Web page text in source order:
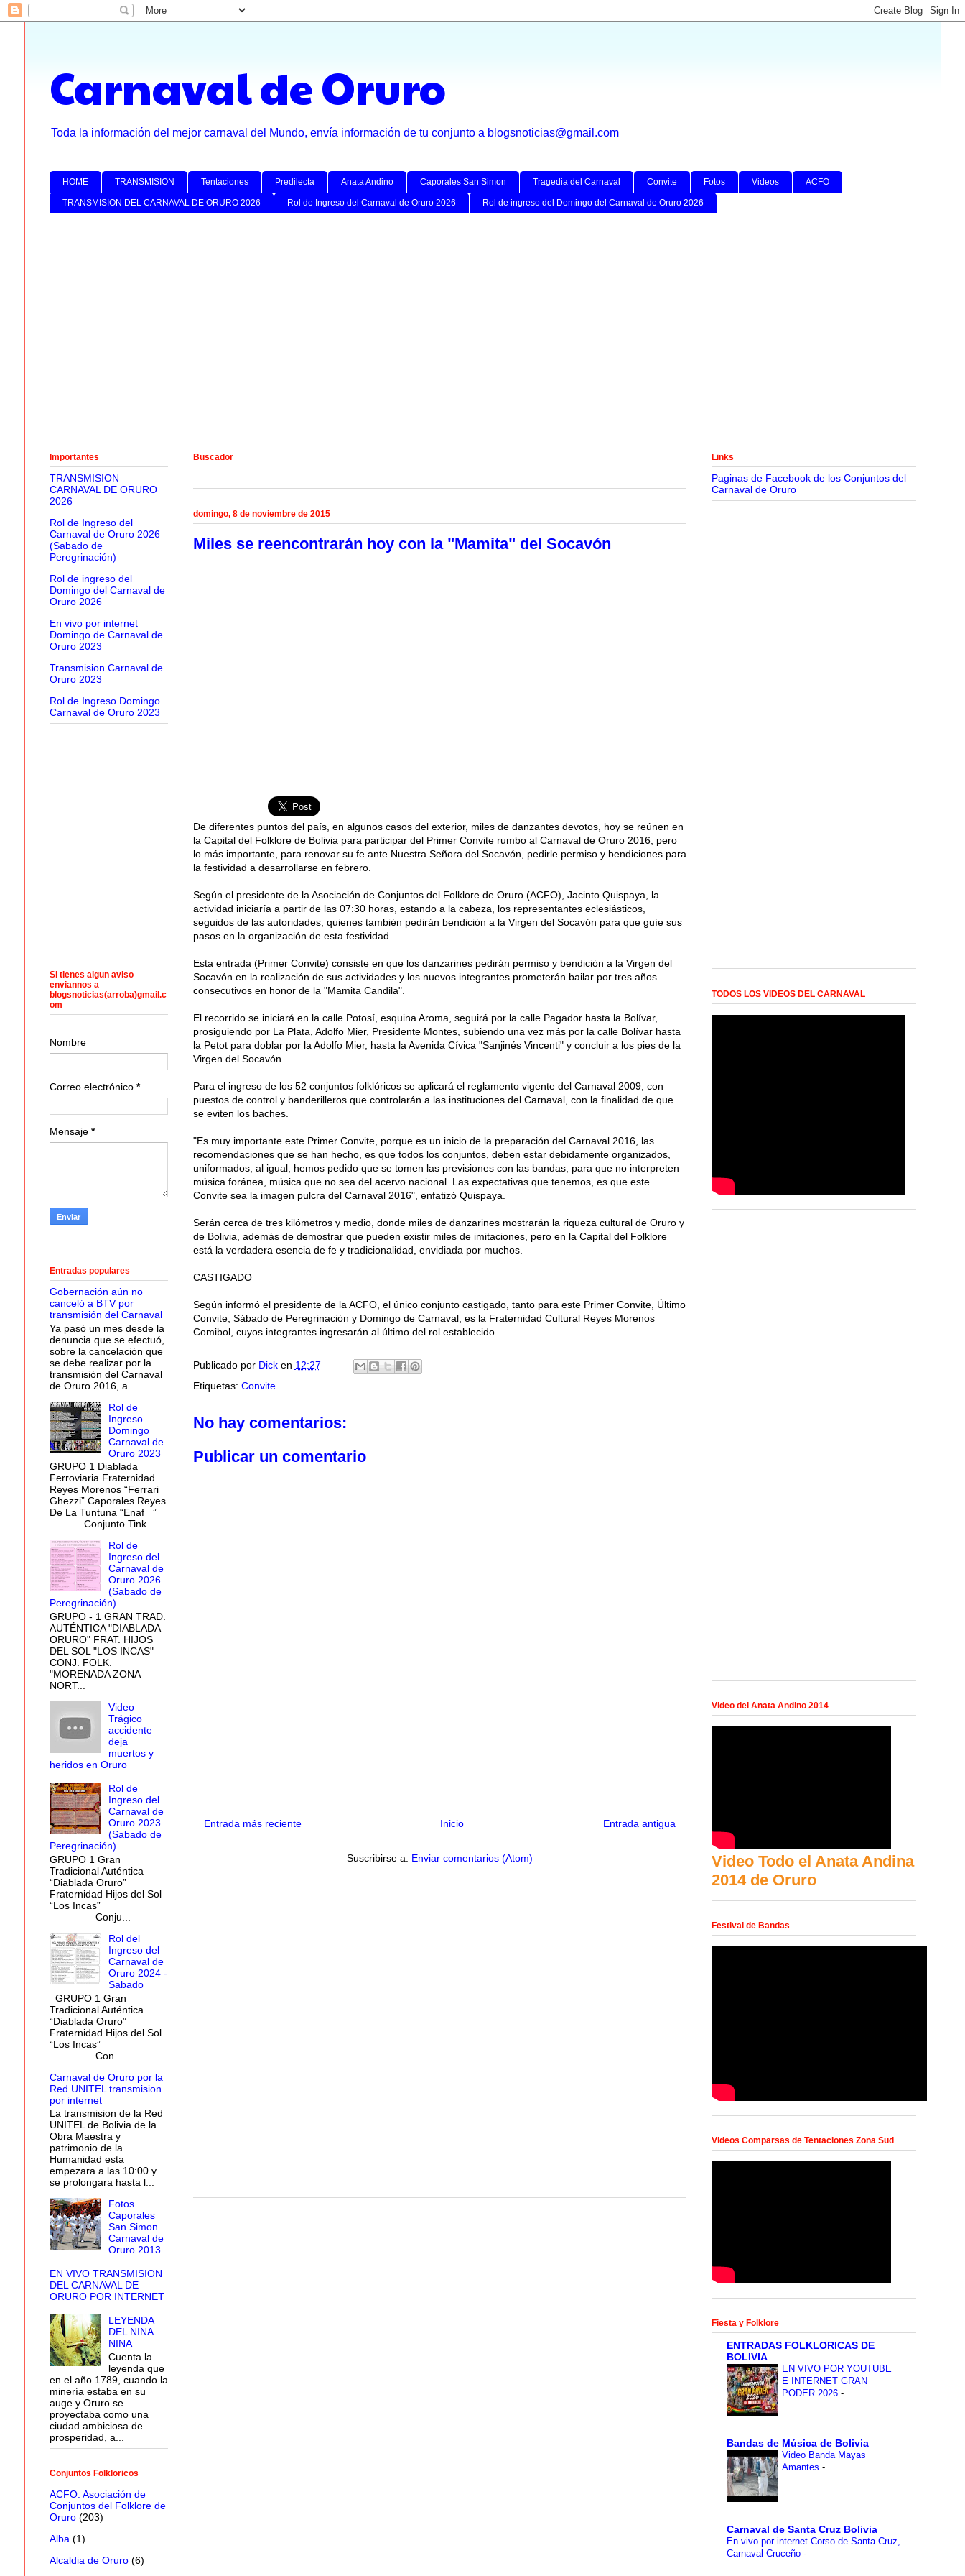
Carnaval de Oruro
Toda la información del mejor carnaval del Mundo, envía información de tu conjunto a blogsnoticias@gmail.com
HOME TRANSMISION Tentaciones Predilecta Anata Andino Caporales San Simon Tragedia del Carnaval Convite Fotos Videos ACFO
TRANSMISION DEL CARNAVAL DE ORURO 2026 Rol de Ingreso del Carnaval de Oruro 2026 Rol de ingreso del Domingo del Carnaval de Oruro 2026
Buscador
domingo, 8 de noviembre de 2015
Miles se reencontrarán hoy con la "Mamita" del Socavón
De diferentes puntos del país, en algunos casos del exterior, miles de danzantes devotos, hoy se reúnen en
la Capital del Folklore de Bolivia para participar del Primer Convite rumbo al Carnaval de Oruro 2016, pero
lo más importante, para renovar su fe ante Nuestra Señora del Socavón, pedirle permiso y bendiciones para
la festividad a desarrollarse en febrero.
Según el presidente de la Asociación de Conjuntos del Folklore de Oruro (ACFO), Jacinto Quispaya, la
actividad iniciaría a partir de las 07:30 horas, estando a la cabeza, los representantes eclesiásticos,
seguidos de las autoridades, quienes también pedirán bendición a la Virgen del Socavón para que guíe sus
pasos en la organización de esta festividad.
Esta entrada (Primer Convite) consiste en que los danzarines pedirán permiso y bendición a la Virgen del
Socavón en la realización de sus actividades y los nuevos integrantes prometerán bailar por tres años
consecutivos en honor de la "Mamita Candila".
El recorrido se iniciará en la calle Potosí, esquina Aroma, seguirá por la calle Pagador hasta la Bolívar,
prosiguiendo por La Plata, Adolfo Mier, Presidente Montes, subiendo una vez más por la calle Bolívar hasta
la Petot para doblar por la Adolfo Mier, hasta la Avenida Cívica "Sanjinés Vincenti" y concluir a los pies de la
Virgen del Socavón.
Para el ingreso de los 52 conjuntos folklóricos se aplicará el reglamento vigente del Carnaval 2009, con
puestos de control y banderilleros que controlarán a las instituciones del Carnaval, con la finalidad de que
se eviten los baches.
"Es muy importante este Primer Convite, porque es un inicio de la preparación del Carnaval 2016, las
recomendaciones que se han hecho, es que todos los conjuntos, deben estar debidamente organizados,
uniformados, al igual, hemos pedido que se tomen las previsiones con las bandas, para que no interpreten
música foránea, música que no sea del acervo nacional. Las expectativas que tenemos, es que este
Convite sea la imagen pulcra del Carnaval 2016", enfatizó Quispaya.
Serán cerca de tres kilómetros y medio, donde miles de danzarines mostrarán la riqueza cultural de Oruro y
de Bolivia, además de demostrar que pueden existir miles de imitaciones, pero en la Capital del Folklore
está la verdadera esencia de fe y tradicionalidad, envidiada por muchos.
CASTIGADO
Según informó el presidente de la ACFO, el único conjunto castigado, tanto para este Primer Convite, Último
Convite, Sábado de Peregrinación y Domingo de Carnaval, es la Fraternidad Cultural Reyes Morenos
Comibol, cuyos integrantes ingresarán al último del rol establecido.
Publicado por Dick en 12:27
Etiquetas: Convite
No hay comentarios:
Publicar un comentario
Entrada más reciente Entrada antigua
Inicio
Suscribirse a: Enviar comentarios (Atom)
Importantes
TRANSMISION
CARNAVAL DE ORURO
2026
Rol de Ingreso del
Carnaval de Oruro 2026
(Sabado de
Peregrinación)
Rol de ingreso del
Domingo del Carnaval de
Oruro 2026
En vivo por internet
Domingo de Carnaval de
Oruro 2023
Transmision Carnaval de
Oruro 2023
Rol de Ingreso Domingo
Carnaval de Oruro 2023
Si tienes algun aviso
enviannos a
blogsnoticias(arroba)gmail.c
om
Nombre
Correo electrónico *
Mensaje *
Entradas populares
Gobernación aún no
canceló a BTV por
transmisión del Carnaval
Ya pasó un mes desde la
denuncia que se efectuó,
sobre la cancelación que
se debe realizar por la
transmisión del Carnaval
de Oruro 2016, a ...
Rol de
Ingreso
Domingo
Carnaval de
Oruro 2023
GRUPO 1 Diablada
Ferroviaria Fraternidad
Reyes Morenos “Ferrari
Ghezzi” Caporales Reyes
De La Tuntuna “Enaf ”
Conjunto Tink...
Rol de
Ingreso del
Carnaval de
Oruro 2026
(Sabado de
Peregrinación)
GRUPO - 1 GRAN TRAD.
AUTÉNTICA "DIABLADA
ORURO" FRAT. HIJOS
DEL SOL "LOS INCAS"
CONJ. FOLK.
"MORENADA ZONA
NORT...
Video
Trágico
accidente
deja
muertos y
heridos en Oruro
Rol de
Ingreso del
Carnaval de
Oruro 2023
(Sabado de
Peregrinación)
GRUPO 1 Gran
Tradicional Auténtica
“Diablada Oruro”
Fraternidad Hijos del Sol
“Los Incas”
Conju...
Rol del
Ingreso del
Carnaval de
Oruro 2024 -
Sabado
GRUPO 1 Gran
Tradicional Auténtica
“Diablada Oruro”
Fraternidad Hijos del Sol
“Los Incas”
Con...
Carnaval de Oruro por la
Red UNITEL transmision
por internet
La transmision de la Red
UNITEL de Bolivia de la
Obra Maestra y
patrimonio de la
Humanidad esta
empezara a las 10:00 y
se prolongara hasta l...
Fotos
Caporales
San Simon
Carnaval de
Oruro 2013
EN VIVO TRANSMISION
DEL CARNAVAL DE
ORURO POR INTERNET
LEYENDA
DEL NINA
NINA
Cuenta la
leyenda que
en el año 1789, cuando la
minería estaba en su
auge y Oruro se
proyectaba como una
ciudad ambiciosa de
prosperidad, a...
Conjuntos Folkloricos
ACFO: Asociación de
Conjuntos del Folklore de
Oruro (203)
Alba (1)
Alcaldia de Oruro (6)
Links
Paginas de Facebook de los Conjuntos del
Carnaval de Oruro
TODOS LOS VIDEOS DEL CARNAVAL
Video del Anata Andino 2014
Video Todo el Anata Andina
2014 de Oruro
Festival de Bandas
Videos Comparsas de Tentaciones Zona Sud
Fiesta y Folklore
ENTRADAS FOLKLORICAS DE
BOLIVIA
EN VIVO POR YOUTUBE
E INTERNET GRAN
PODER 2026 -
Bandas de Música de Bolivia
Video Banda Mayas
Amantes -
Carnaval de Santa Cruz Bolivia
En vivo por internet Corso de Santa Cruz,
Carnaval Cruceño -